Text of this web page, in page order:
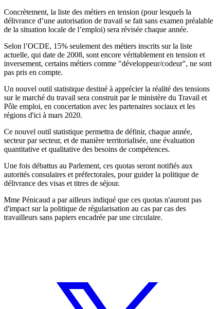
Concrètement, la liste des métiers en tension (pour lesquels la
délivrance d’une autorisation de travail se fait sans examen préalable
de la situation locale de l’emploi) sera révisée chaque année.
Selon l’OCDE, 15% seulement des métiers inscrits sur la liste
actuelle, qui date de 2008, sont encore véritablement en tension et
inversement, certains métiers comme "développeur/codeur", ne sont
pas pris en compte.
Un nouvel outil statistique destiné à apprécier la réalité des tensions
sur le marché du travail sera construit par le ministère du Travail et
Pôle emploi, en concertation avec les partenaires sociaux et les
régions d'ici à mars 2020.
Ce nouvel outil statistique permettra de définir, chaque année,
secteur par secteur, et de manière territorialisée, une évaluation
quantitative et qualitative des besoins de compétences.
Une fois débattus au Parlement, ces quotas seront notifiés aux
autorités consulaires et préfectorales, pour guider la politique de
délivrance des visas et titres de séjour.
Mme Pénicaud a par ailleurs indiqué que ces quotas n'auront pas
d'impact sur la politique de régularisation au cas par cas des
travailleurs sans papiers encadrée par une circulaire.